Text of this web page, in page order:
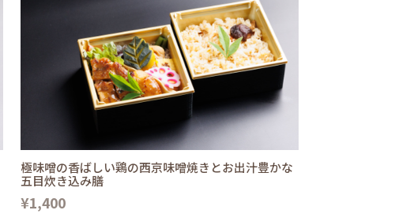
極味噌の香ばしい鶏の西京味噌焼きとお出汁豊かな
五目炊き込み膳
¥1,400